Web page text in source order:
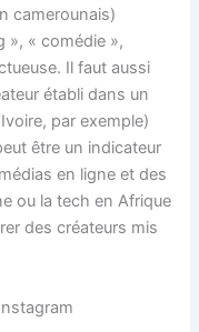
camerounais)
», « comédie »,
Il faut aussi
établi dans un
par exemple)
être un indicateur
en ligne et des
ou la tech en Afrique
des créateurs mis